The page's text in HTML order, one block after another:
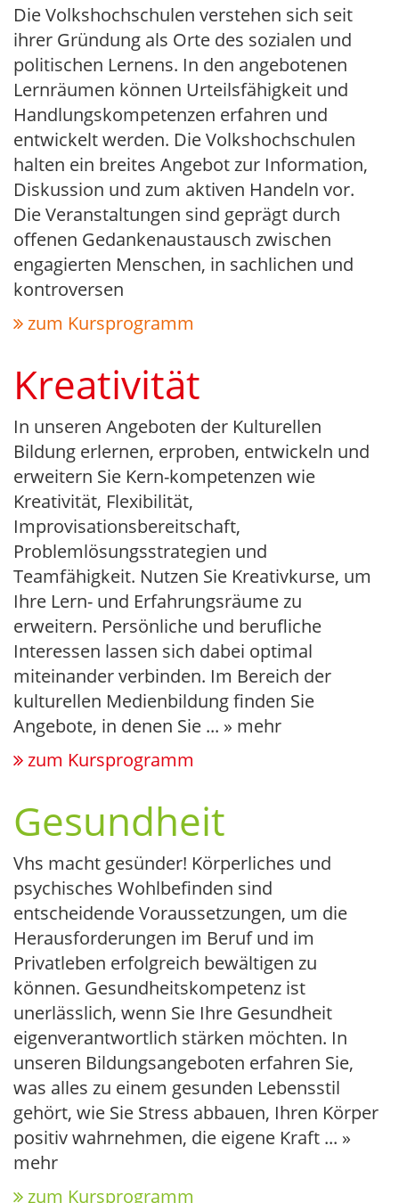
Die Volkshochschulen verstehen sich seit
ihrer Gründung als Orte des sozialen und
politischen Lernens. In den angebotenen
Lernräumen können Urteilsfähigkeit und
Handlungskompetenzen erfahren und
entwickelt werden. Die Volkshochschulen
halten ein breites Angebot zur Information,
Diskussion und zum aktiven Handeln vor.
Die Veranstaltungen sind geprägt durch
offenen Gedankenaustausch zwischen
engagierten Menschen, in sachlichen und
kontroversen
zum Kursprogramm
Kreativität
In unseren Angeboten der Kulturellen
Bildung erlernen, erproben, entwickeln und
erweitern Sie Kern-kompetenzen wie
Kreativität, Flexibilität,
Improvisationsbereitschaft,
Problemlösungsstrategien und
Teamfähigkeit. Nutzen Sie Kreativkurse, um
Ihre Lern- und Erfahrungsräume zu
erweitern. Persönliche und berufliche
Interessen lassen sich dabei optimal
miteinander verbinden. Im Bereich der
kulturellen Medienbildung finden Sie
Angebote, in denen Sie ... » mehr
zum Kursprogramm
Gesundheit
Vhs macht gesünder! Körperliches und
psychisches Wohlbefinden sind
entscheidende Voraussetzungen, um die
Herausforderungen im Beruf und im
Privatleben erfolgreich bewältigen zu
können. Gesundheitskompetenz ist
unerlässlich, wenn Sie Ihre Gesundheit
eigenverantwortlich stärken möchten. In
unseren Bildungsangeboten erfahren Sie,
was alles zu einem gesunden Lebensstil
gehört, wie Sie Stress abbauen, Ihren Körper
positiv wahrnehmen, die eigene Kraft ... »
mehr
zum Kursprogramm